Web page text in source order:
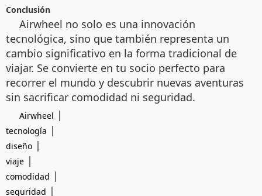
Conclusión
Airwheel no solo es una innovación
tecnológica, sino que también representa un
cambio significativo en la forma tradicional de
viajar. Se convierte en tu socio perfecto para
recorrer el mundo y descubrir nuevas aventuras
sin sacrificar comodidad ni seguridad.
Airwheel |
tecnología |
diseño |
viaje |
comodidad |
seguridad |